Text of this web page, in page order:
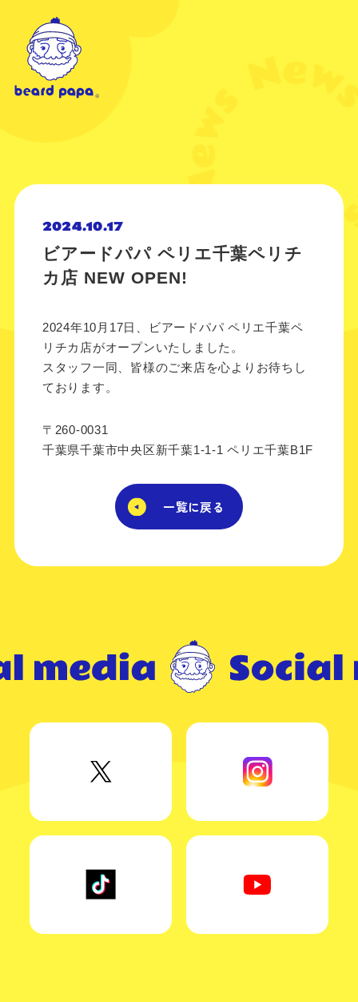
2024.10.17
ビアードパパ ペリエ千葉ペリチ
カ店 NEW OPEN!
2024年10月17日、ビアードパパ ペリエ千葉ペ
リチカ店がオープンいたしました。
スタッフ一同、皆様のご来店を心よりお待ちし
ております。
〒260-0031
千葉県千葉市中央区新千葉1-1-1 ペリエ千葉B1F
一覧に戻る